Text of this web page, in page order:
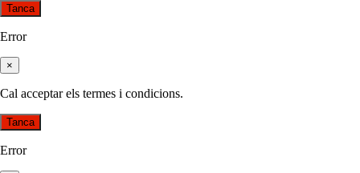
Tanca
Error
×
Cal acceptar els termes i condicions.
Tanca
Error